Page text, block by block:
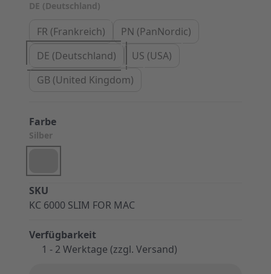
SKU
KC 6000 SLIM FOR MAC
Verfügbarkeit
1 - 2 Werktage (zzgl. Versand)
DE (Deutschland)
FR (Frankreich)
PN (PanNordic)
DE (Deutschland)
US (USA)
GB (United Kingdom)
Farbe
Silber